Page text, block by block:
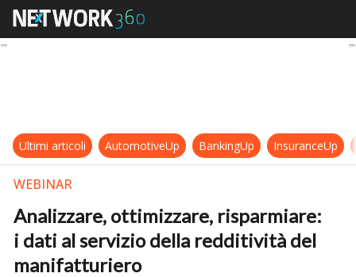
Analizzare, ottimizzare,
Ultimi articoli AutomotiveUp BankingUp InsuranceUp
WEBINAR
Analizzare, ottimizzare, risparmiare:
i dati al servizio della redditività del
manifatturiero